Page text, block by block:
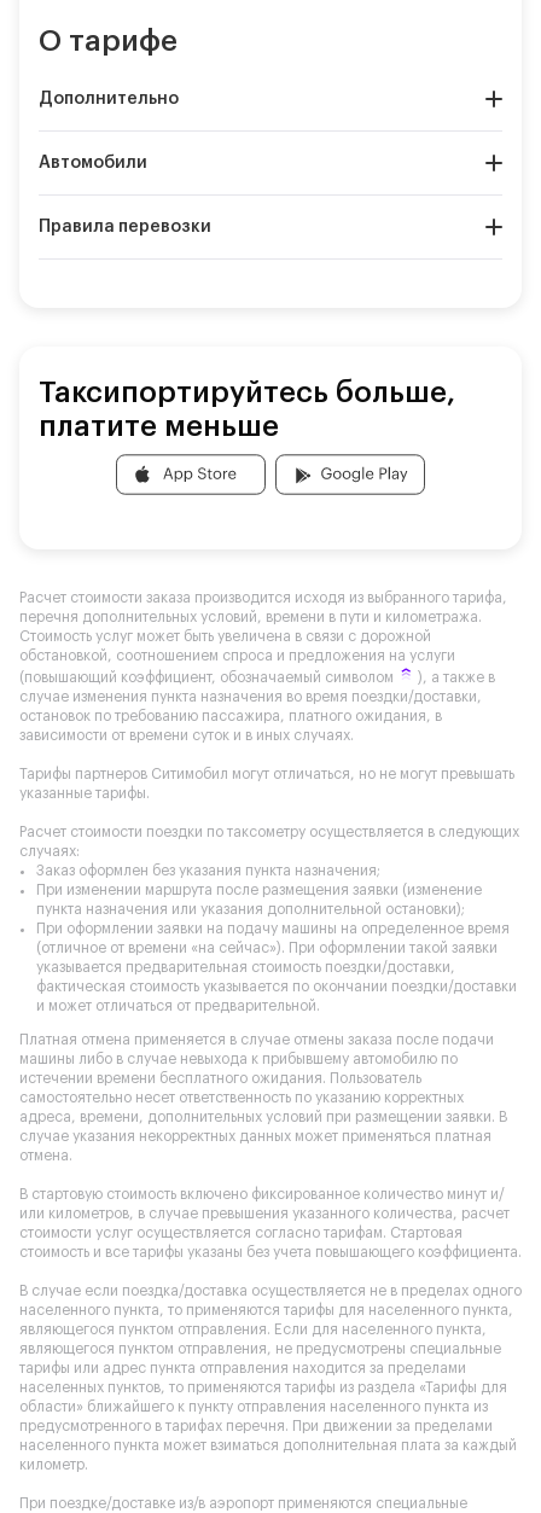
О тарифе
Дополнительно
Автомобили
Правила перевозки
Таксипортируйтесь больше,
платите меньше
Расчет стоимости заказа производится исходя из выбранного тарифа,
перечня дополнительных условий, времени в пути и километража.
Стоимость услуг может быть увеличена в связи с дорожной
обстановкой, соотношением спроса и предложения на услуги
(повышающий коэффициент, обозначаемый символом
), а также в
случае изменения пункта назначения во время поездки/доставки,
остановок по требованию пассажира, платного ожидания, в
зависимости от времени суток и в иных случаях.
Тарифы партнеров Ситимобил могут отличаться, но не могут превышать
указанные тарифы.
Расчет стоимости поездки по таксометру осуществляется в следующих
случаях:
Заказ оформлен без указания пункта назначения;
При изменении маршрута после размещения заявки (изменение
пункта назначения или указания дополнительной остановки);
При оформлении заявки на подачу машины на определенное время
(отличное от времени «на сейчас»). При оформлении такой заявки
указывается предварительная стоимость поездки/доставки,
фактическая стоимость указывается по окончании поездки/доставки
и может отличаться от предварительной.
Платная отмена применяется в случае отмены заказа после подачи
машины либо в случае невыхода к прибывшему автомобилю по
истечении времени бесплатного ожидания. Пользователь
самостоятельно несет ответственность по указанию корректных
адреса, времени, дополнительных условий при размещении заявки. В
случае указания некорректных данных может применяться платная
отмена.
В стартовую стоимость включено фиксированное количество минут и/
или километров, в случае превышения указанного количества, расчет
стоимости услуг осуществляется согласно тарифам. Стартовая
стоимость и все тарифы указаны без учета повышающего коэффициента.
В случае если поездка/доставка осуществляется не в пределах одного
населенного пункта, то применяются тарифы для населенного пункта,
являющегося пунктом отправления. Если для населенного пункта,
являющегося пунктом отправления, не предусмотрены специальные
тарифы или адрес пункта отправления находится за пределами
населенных пунктов, то применяются тарифы из раздела «Тарифы для
области» ближайшего к пункту отправления населенного пункта из
предусмотренного в тарифах перечня. При движении за пределами
населенного пункта может взиматься дополнительная плата за каждый
километр.
При поездке/доставке из/в аэропорт применяются специальные